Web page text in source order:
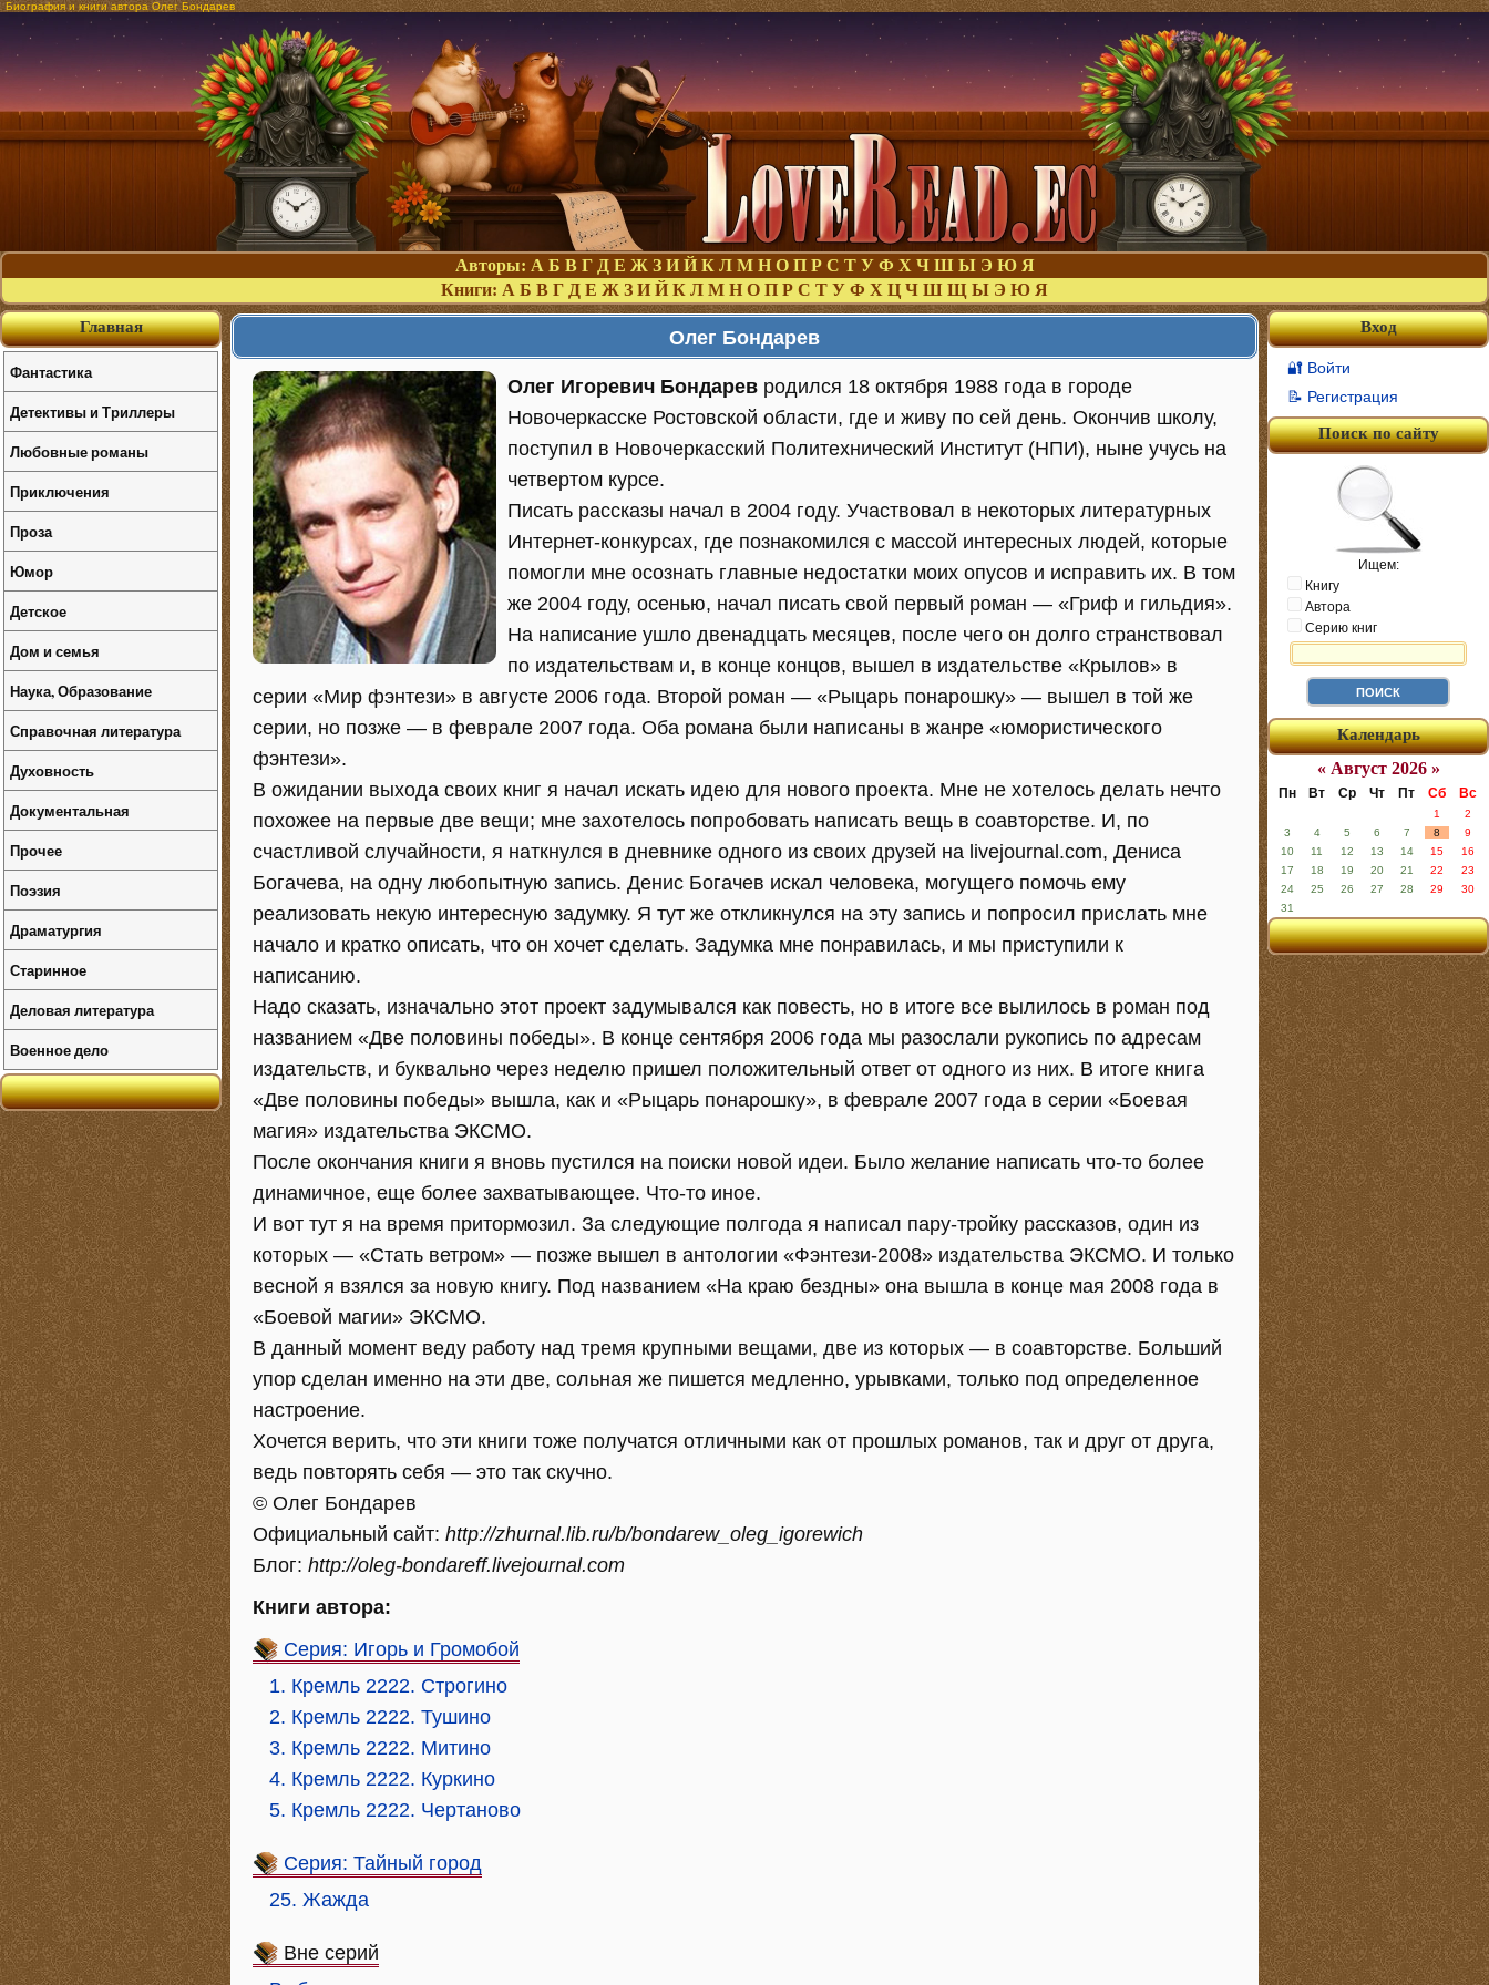
Биография и книги автора Олег Бондарев
Авторы: А Б В Г Д Е Ж З И Й К Л М Н О П Р С Т У Ф Х Ч Ш Ы Э Ю Я
Книги: А Б В Г Д Е Ж З И Й К Л М Н О П Р С Т У Ф Х Ц Ч Ш Щ Ы Э Ю Я
Олег Бондарев
Олег Игоревич Бондарев родился 18 октября 1988 года в городе
Новочеркасске Ростовской области, где и живу по сей день. Окончив школу,
поступил в Новочеркасский Политехнический Институт (НПИ), ныне учусь на
четвертом курсе.
Писать рассказы начал в 2004 году. Участвовал в некоторых литературных
Интернет-конкурсах, где познакомился с массой интересных людей, которые
помогли мне осознать главные недостатки моих опусов и исправить их. В том
же 2004 году, осенью, начал писать свой первый роман — «Гриф и гильдия».
На написание ушло двенадцать месяцев, после чего он долго странствовал
по издательствам и, в конце концов, вышел в издательстве «Крылов» в
серии «Мир фэнтези» в августе 2006 года. Второй роман — «Рыцарь понарошку» — вышел в той же
серии, но позже — в феврале 2007 года. Оба романа были написаны в жанре «юмористического
фэнтези».
В ожидании выхода своих книг я начал искать идею для нового проекта. Мне не хотелось делать нечто
похожее на первые две вещи; мне захотелось попробовать написать вещь в соавторстве. И, по
счастливой случайности, я наткнулся в дневнике одного из своих друзей на livejournal.com, Дениса
Богачева, на одну любопытную запись. Денис Богачев искал человека, могущего помочь ему
реализовать некую интересную задумку. Я тут же откликнулся на эту запись и попросил прислать мне
начало и кратко описать, что он хочет сделать. Задумка мне понравилась, и мы приступили к
написанию.
Надо сказать, изначально этот проект задумывался как повесть, но в итоге все вылилось в роман под
названием «Две половины победы». В конце сентября 2006 года мы разослали рукопись по адресам
издательств, и буквально через неделю пришел положительный ответ от одного из них. В итоге книга
«Две половины победы» вышла, как и «Рыцарь понарошку», в феврале 2007 года в серии «Боевая
магия» издательства ЭКСМО.
После окончания книги я вновь пустился на поиски новой идеи. Было желание написать что-то более
динамичное, еще более захватывающее. Что-то иное.
И вот тут я на время притормозил. За следующие полгода я написал пару-тройку рассказов, один из
которых — «Стать ветром» — позже вышел в антологии «Фэнтези-2008» издательства ЭКСМО. И только
весной я взялся за новую книгу. Под названием «На краю бездны» она вышла в конце мая 2008 года в
«Боевой магии» ЭКСМО.
В данный момент веду работу над тремя крупными вещами, две из которых — в соавторстве. Больший
упор сделан именно на эти две, сольная же пишется медленно, урывками, только под определенное
настроение.
Хочется верить, что эти книги тоже получатся отличными как от прошлых романов, так и друг от друга,
ведь повторять себя — это так скучно.
© Олег Бондарев
Официальный сайт: http://zhurnal.lib.ru/b/bondarew_oleg_igorewich
Блог: http://oleg-bondareff.livejournal.com
Книги автора:
Серия: Игорь и Громобой
1. Кремль 2222. Строгино
2. Кремль 2222. Тушино
3. Кремль 2222. Митино
4. Кремль 2222. Куркино
5. Кремль 2222. Чертаново
Серия: Тайный город
25. Жажда
Вне серий
Вход
🔐 Войти
📝 Регистрация
Поиск по сайту
Ищем:
Книгу
Автора
Серию книг
Календарь
« Август 2026 »
Пн Вт Ср Чт Пт Сб Вс
1
2
3
4 5 6 7 8
9
10
11 12 13 14 15
16
17
18 19 20 21 22
23
24
25 26 27 28 29
30
31
Главная
Фантастика
Детективы и Триллеры
Любовные романы
Приключения
Проза
Юмор
Детское
Дом и семья
Наука, Образование
Справочная литература
Духовность
Документальная
Прочее
Поэзия
Драматургия
Старинное
Деловая литература
Военное дело